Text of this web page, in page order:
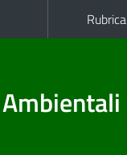
Rubrica